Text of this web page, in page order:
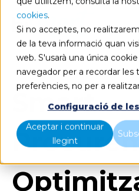
cookies.
Si no acceptes, no
de la teva informació quan
web. S'usarà una única
navegador per a recordar les
preferències, no per a
Configuració de
Aceptar i continuar
llegint
Smart